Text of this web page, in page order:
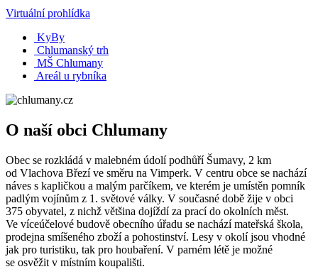
Virtuální prohlídka
KyBy
Chlumanský trh
MŠ Chlumany
Areál u rybníka
O naší obci Chlumany
Obec se rozkládá v malebném údolí podhůří Šumavy, 2 km
od Vlachova Březí ve směru na Vimperk. V centru obce se nachází
náves s kapličkou a malým parčíkem, ve kterém je umístěn pomník
padlým vojínům z 1. světové války. V současné době žije v obci
375 obyvatel, z nichž většina dojíždí za prací do okolních měst.
Ve víceúčelové budově obecního úřadu se nachází mateřská škola,
prodejna smíšeného zboží a pohostinství. Lesy v okolí jsou vhodné
jak pro turistiku, tak pro houbaření. V parném létě je možné
se osvěžit v místním koupališti.